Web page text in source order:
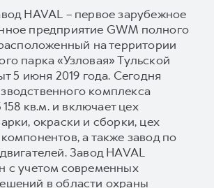
HAVAL – первое зарубежное
предприятие GWM полного
на территории
парка «Узловая» Тульской
5 июня 2019 года. Сегодня
комплекса
158 кв.м. и включает цех
окраски и сборки, цех
а также завод по
Завод HAVAL
с учетом современных
в области охраны